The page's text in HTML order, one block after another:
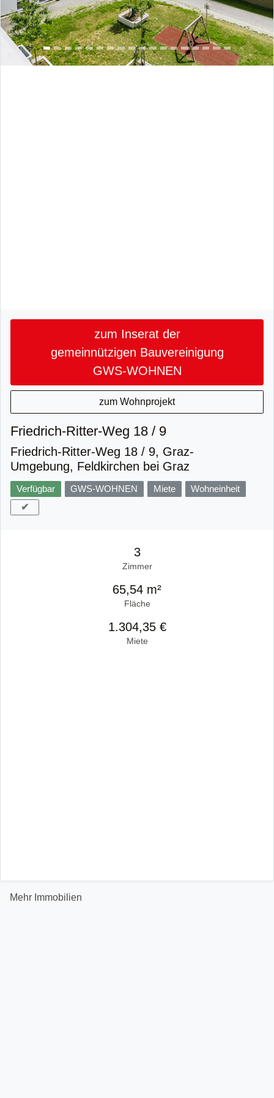
zum Inserat der
gemeinnützigen Bauvereinigung
GWS-WOHNEN
zum Wohnprojekt
Friedrich-Ritter-Weg 18 / 9
Friedrich-Ritter-Weg 18 / 9, Graz-
Umgebung, Feldkirchen bei Graz
Verfügbar GWS-WOHNEN Miete
Wohneinheit
✔
3
Zimmer
65,54 m²
Fläche
1.304,35 €
Miete
Mehr Immobilien